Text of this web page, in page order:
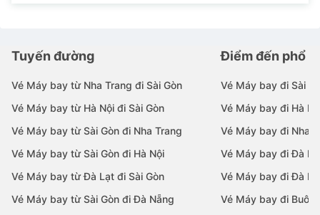
Tuyến đường
Vé Máy bay từ Nha Trang đi Sài Gòn
Vé Máy bay từ Hà Nội đi Sài Gòn
Vé Máy bay từ Sài Gòn đi Nha Trang
Vé Máy bay từ Sài Gòn đi Hà Nội
Vé Máy bay từ Đà Lạt đi Sài Gòn
Vé Máy bay từ Sài Gòn đi Đà Nẵng
Điểm đến phổ
Vé Máy bay đi Sài
Vé Máy bay đi Hà
Vé Máy bay đi Nha
Vé Máy bay đi Đà
Vé Máy bay đi Đà
Vé Máy bay đi Buôn